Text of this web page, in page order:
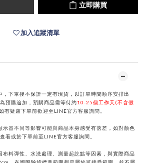
立即購買
加入追蹤清單
，下單後不保證一定有現貨，以訂單時間順序安排出
預購追加，預購商品需等待約10-25個工作天(不含假
有疑慮下單前歡迎至LINE官方客服詢問。
示器不同等影響可能與商品本身感受有落差，如對顏色
看或於下單前至LINE官方客服詢問。
布料彈性、水洗處理、測量起訖點等因素，與實際商品